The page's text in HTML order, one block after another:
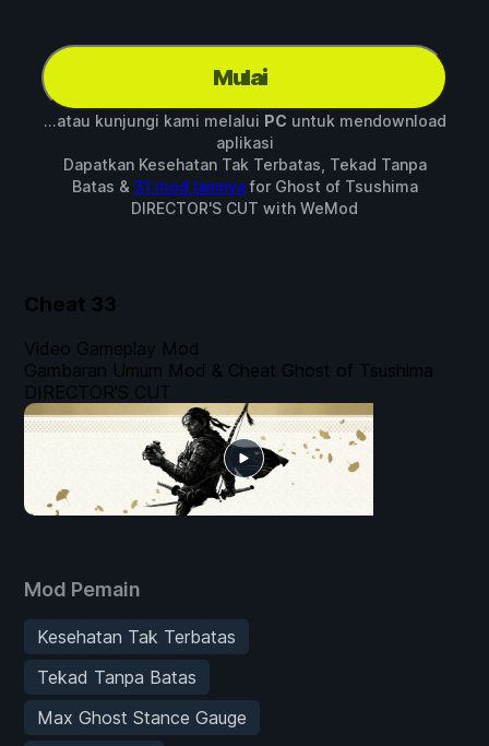
Mulai
...atau kunjungi kami melalui PC untuk mendownload
aplikasi
Dapatkan Kesehatan Tak Terbatas, Tekad Tanpa
Batas & 31 mod lainnyafor Ghost of Tsushima
DIRECTOR'S CUT with WeMod
Cheat 33
Mod Pemain
Kesehatan Tak Terbatas
Tekad Tanpa Batas
Max Ghost Stance Gauge
Video Gameplay Mod
Gambaran Umum Mod & Cheat Ghost of Tsushima
DIRECTOR'S CUT